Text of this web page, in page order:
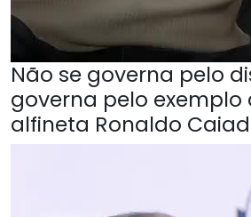
Não se governa pelo
governa pelo exemplo
alfineta Ronaldo